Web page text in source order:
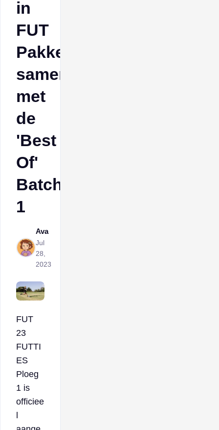
in
FUT
Pakketten,
samen
met
de
'Best
Of'
Batch
1
Ava
Jul
28,
2023
FUT
23
FUTTI
ES
Ploeg
1 is
officiee
l